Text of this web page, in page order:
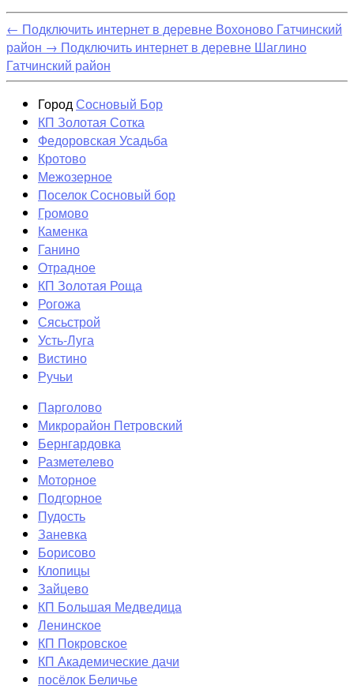
← Подключить интернет в деревне Вохоново Гатчинский
район → Подключить интернет в деревне Шаглино
Гатчинский район
ГородСосновый Бор
КП Золотая Сотка
Федоровская Усадьба
Кротово
Межозерное
Поселок Сосновый бор
Громово
Каменка
Ганино
Отрадное
КП Золотая Роща
Рогожа
Сясьстрой
Усть-Луга
Вистино
Ручьи
Парголово
Микрорайон Петровский
Бернгардовка
Разметелево
Моторное
Подгорное
Пудость
Заневка
Борисово
Клопицы
Зайцево
КП Большая Медведица
Ленинское
КП Покровское
КП Академические дачи
посёлок Беличье